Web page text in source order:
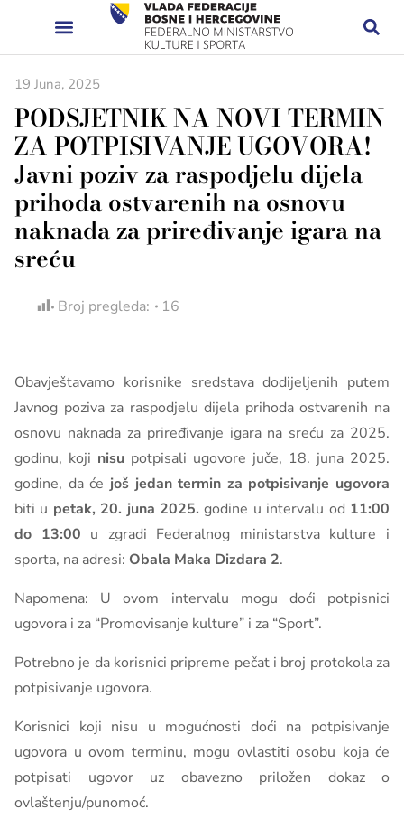
19 Juna, 2025
PODSJETNIK NA NOVI TERMIN
ZA POTPISIVANJE UGOVORA!
Javni poziv za raspodjelu dijela
prihoda ostvarenih na osnovu
naknada za priređivanje igara na
sreću
Broj pregleda: 16
Obavještavamo korisnike sredstava dodijeljenih putem
Javnog poziva za raspodjelu dijela prihoda ostvarenih na
osnovu naknada za priređivanje igara na sreću za 2025.
godinu, koji nisu potpisali ugovore juče, 18. juna 2025.
godine, da će još jedan termin za potpisivanje ugovora
biti u petak, 20. juna 2025. godine u intervalu od 11:00
do 13:00 u zgradi Federalnog ministarstva kulture i
sporta, na adresi: Obala Maka Dizdara 2.
Napomena: U ovom intervalu mogu doći potpisnici
ugovora i za “Promovisanje kulture” i za “Sport”.
Potrebno je da korisnici pripreme pečat i broj protokola za
potpisivanje ugovora.
Korisnici koji nisu u mogućnosti doći na potpisivanje
ugovora u ovom terminu, mogu ovlastiti osobu koja će
potpisati ugovor uz obavezno priložen dokaz o
ovlaštenju/punomoć.